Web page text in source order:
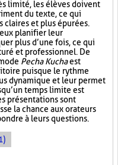
limité, les élèves doivent
du texte, ce qui
claires et plus épurées.
planifier leur
plus d’une fois, ce qui
et professionnel. De
Pecha Kuchaest
puisque le rythme
dynamique et leur permet
temps limite est
présentations sont
la chance aux orateurs
à leurs questions.